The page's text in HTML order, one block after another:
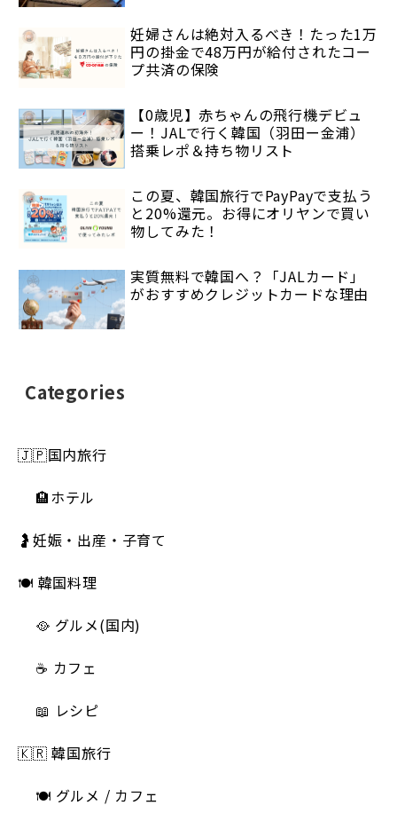
妊婦さんは絶対入るべき！たった1万
円の掛金で48万円が給付されたコー
プ共済の保険
【0歳児】赤ちゃんの飛行機デビュ
ー！JALで行く韓国（羽田ー金浦）
搭乗レポ＆持ち物リスト
この夏、韓国旅行でPayPayで支払う
と20%還元。お得にオリヤンで買い
物してみた！
実質無料で韓国へ？「JALカード」
がおすすめクレジットカードな理由
Categories
🇯🇵国内旅行
🏨ホテル
🤰妊娠・出産・子育て
🍽 韓国料理
🥘 グルメ(国内)
☕️ カフェ
📖 レシピ
🇰🇷 韓国旅行
🍽 グルメ / カフェ